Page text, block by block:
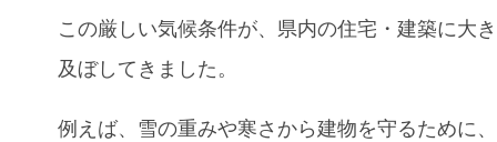
この厳しい気候条件が、県内の住宅・建築に大
及ぼしてきました。
例えば、雪の重みや寒さから建物を守るために